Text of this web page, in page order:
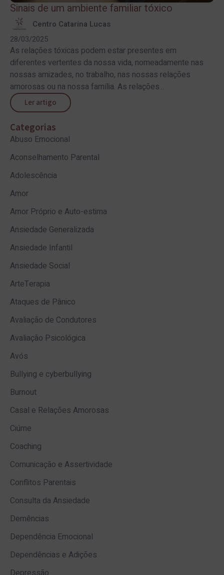
Sinais de um ambiente familiar tóxico
Centro Catarina Lucas
28/03/2025
As relações tóxicas podem estar presentes em
diferentes vertentes da nossa vida, nomeadamente nas
nossas amizades, no trabalho, nas nossas relações
amorosas ou na nossa família. As relações...
Ler artigo
Categorias
Abuso Emocional
Aconselhamento Parental
Adolescência
Amor
Amor Próprio e Auto-estima
Ansiedade Generalizada
Ansiedade Infantil
Ansiedade Social
ArteTerapia
Ataques de Pânico
Avaliação de Condutores
Avaliação Psicológica
Avós
Bullying e cyberbullying
Burnout
Casal e Relações Amorosas
Ciúme
Coaching
Comunicação e Assertividade
Conflitos Parentais
Consulta da Ansiedade
Demências
Dependência Emocional
Dependências e Adições